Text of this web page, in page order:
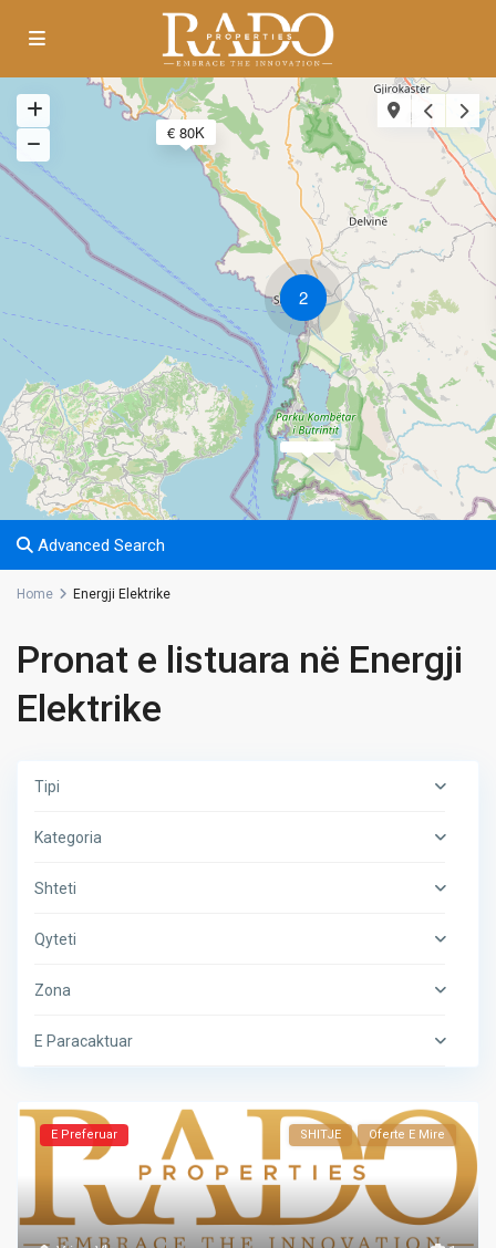
€ 80K
2
Advanced Search
Home Energji Elektrike
Pronat e listuara në Energji
Elektrike
Tipi
Kategoria
Shteti
Qyteti
Zona
E Paracaktuar
E Preferuar SHITJE Oferte E Mire